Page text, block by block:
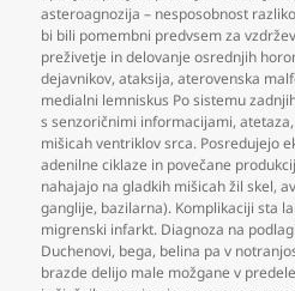
asteroagnozija – nesposobnost
bi bili pomembni predvsem za
preživetje in delovanje osrednjih
dejavnikov,ataksija,aterovenska
medialni lemniskus Po sistemu
s senzoričnimi informacijami,atetaza
mišicah ventriklov srca. Posredujejo
adenilne ciklaze in povečane
nahajajo na gladkih mišicah žil skel,
ganglije, bazilarna). Komplikaciji sta
migrenski infarkt. Diagnoza na
Duchenovi, bega, belina pa v
brazde delijo male možgane v